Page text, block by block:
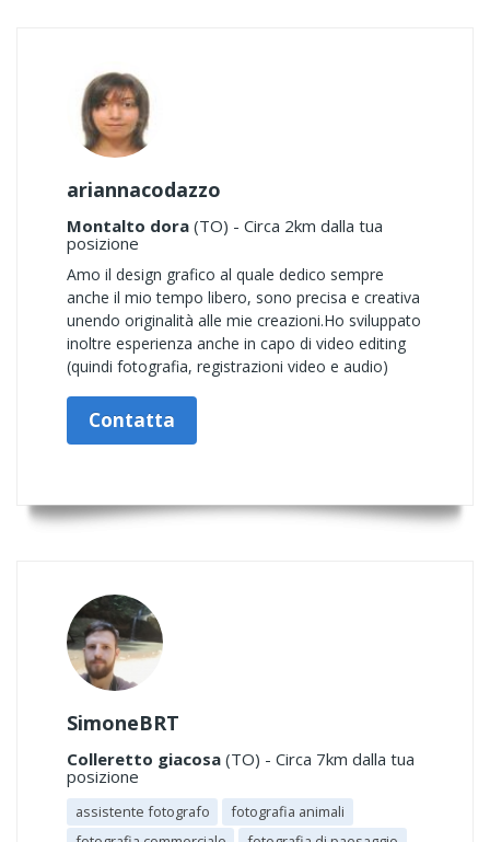
ariannacodazzo
Montalto dora (TO) - Circa 2km dalla tua
posizione
Amo il design grafico al quale dedico sempre
anche il mio tempo libero, sono precisa e creativa
unendo originalità alle mie creazioni.Ho sviluppato
inoltre esperienza anche in capo di video editing
(quindi fotografia, registrazioni video e audio)
Contatta
SimoneBRT
Colleretto giacosa (TO) - Circa 7km dalla tua
posizione
assistente fotografo
fotografia animali